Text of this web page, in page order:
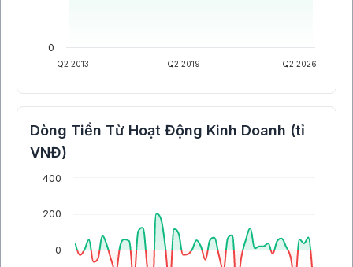
Q2 2013 Q2 2019 Q2 2026
0
Dòng Tiền Từ Hoạt Động Kinh Doanh (tỉ
VNĐ)
0
200
400